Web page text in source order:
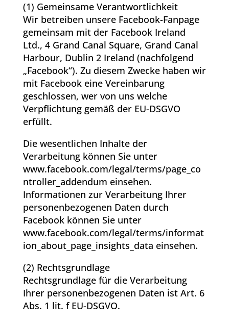
(1) Gemeinsame Verantwortlichkeit
Wir betreiben unsere Facebook-Fanpage
gemeinsam mit der Facebook Ireland
Ltd., 4 Grand Canal Square, Grand Canal
Harbour, Dublin 2 Ireland (nachfolgend
„Facebook“). Zu diesem Zwecke haben wir
mit Facebook eine Vereinbarung
geschlossen, wer von uns welche
Verpflichtung gemäß der EU-DSGVO
erfüllt.
Die wesentlichen Inhalte der
Verarbeitung können Sie unter
www.facebook.com/legal/terms/page_co
ntroller_addendum einsehen.
Informationen zur Verarbeitung Ihrer
personenbezogenen Daten durch
Facebook können Sie unter
www.facebook.com/legal/terms/informat
ion_about_page_insights_data einsehen.
(2) Rechtsgrundlage
Rechtsgrundlage für die Verarbeitung
Ihrer personenbezogenen Daten ist Art. 6
Abs. 1 lit. f EU-DSGVO.